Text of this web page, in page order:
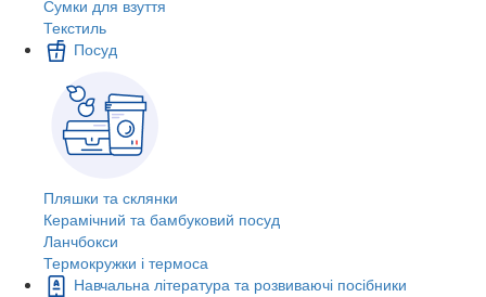
Сумки для взуття
Текстиль
Посуд
Пляшки та склянки
Керамічний та бамбуковий посуд
Ланчбокси
Термокружки і термоса
Навчальна література та розвиваючі посібники